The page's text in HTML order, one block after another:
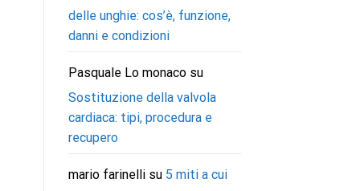
delle unghie: cos’è, funzione,
danni e condizioni
Pasquale Lo monacosu
Sostituzione della valvola
cardiaca: tipi, procedura e
recupero
mario farinellisu 5 miti a cui